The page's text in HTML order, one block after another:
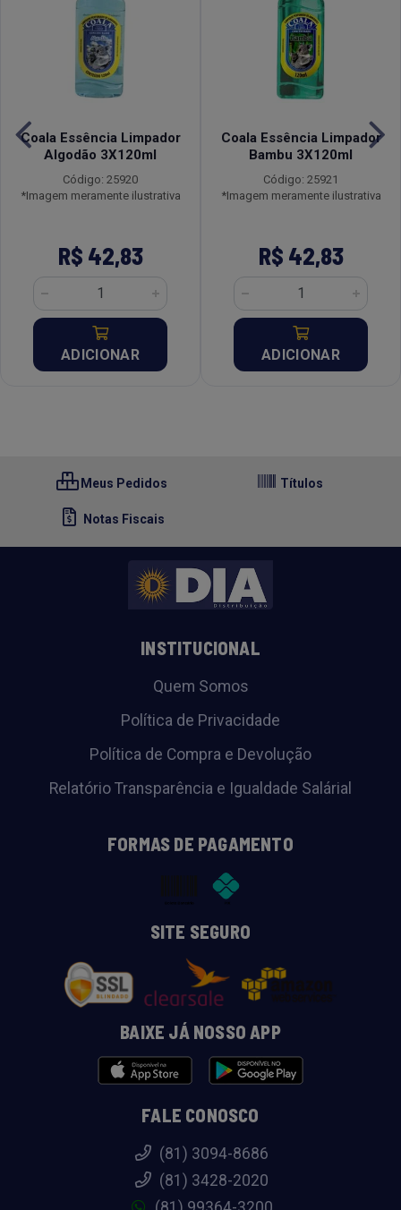
Coala Essência Limpador
Algodão 3X120ml
Código: 25920
*Imagem meramente ilustrativa
R$ 42,83
ADICIONAR
Coala Essência Limpador
Bambu 3X120ml
Código: 25921
*Imagem meramente ilustrativa
R$ 42,83
ADICIONAR
Meus Pedidos Títulos
Notas Fiscais
INSTITUCIONAL
Quem Somos
Política de Privacidade
Política de Compra e Devolução
Relatório Transparência e Igualdade Salárial
FORMAS DE PAGAMENTO
SITE SEGURO
BAIXE JÁ NOSSO APP
FALE CONOSCO
(81) 3094-8686
(81) 3428-2020